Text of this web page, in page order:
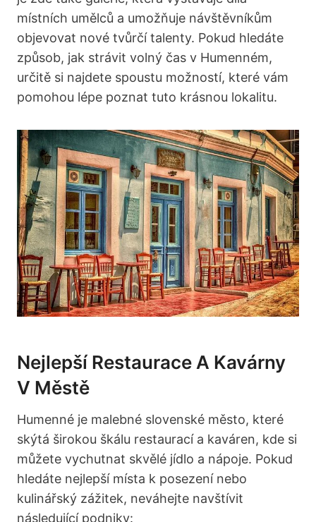
místních umělců a umožňuje návštěvníkům
objevovat nové tvůrčí talenty.​ Pokud hledáte
⁣způsob, jak strávit volný⁢ čas v Humenném,
určitě⁢ si najdete ⁣spoustu možností, které vám
pomohou lépe poznat tuto krásnou lokalitu.
Nejlepší Restaurace A Kavárny
V Městě
Humenné je ⁤malebné slovenské město, které
skýtá širokou ​škálu restaurací a kaváren, kde si​
můžete vychutnat skvělé⁣ jídlo a ‌nápoje. Pokud
hledáte nejlepší místa k posezení nebo
kulinářský zážitek, neváhejte‌ navštívit
následující⁣ podniky: